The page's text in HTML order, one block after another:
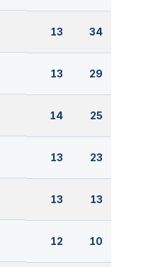
13 34
13 29
14 25
13 23
13 13
12 10